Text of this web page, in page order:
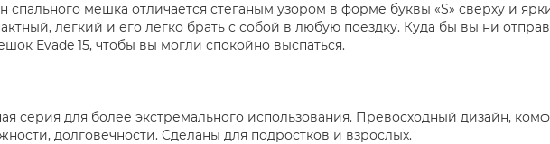
мешка отличается стеганым узором в форме буквы «S» сверху и
легкий и его легко брать с собой в любую поездку. Куда бы вы ни
Evade 15, чтобы вы могли спокойно выспаться.
серия для более экстремального использования. Превосходный дизайн,
долговечности. Сделаны для подростков и взрослых.